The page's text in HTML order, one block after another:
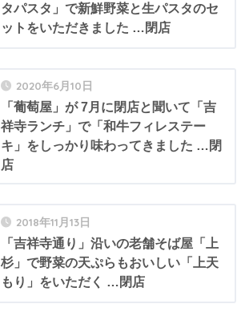
タパスタ」で新鮮野菜と生パスタのセ
ットをいただきました …閉店
2020年6月10日
「葡萄屋」が 7月に閉店と聞いて「吉
祥寺ランチ」で「和牛フィレステー
キ」をしっかり味わってきました …閉
店
2018年11月13日
「吉祥寺通り」沿いの老舗そば屋「上
杉」で野菜の天ぷらもおいしい「上天
もり」をいただく …閉店